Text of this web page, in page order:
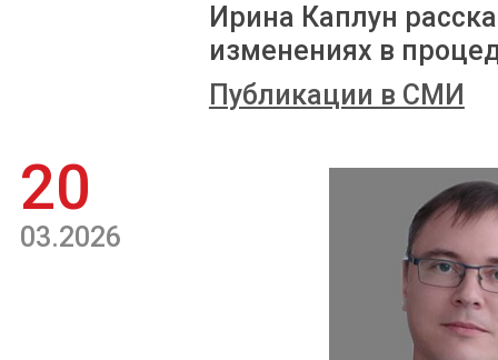
Ирина Каплун
изменениях в
Публикации в СМИ
20
03.2026